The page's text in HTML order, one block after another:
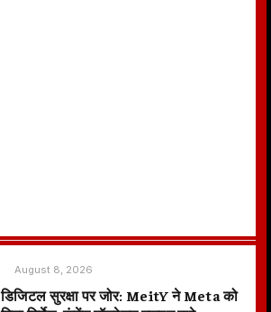
August 8, 2026
डिजिटल सुरक्षा पर जोर: MeitY ने Meta को